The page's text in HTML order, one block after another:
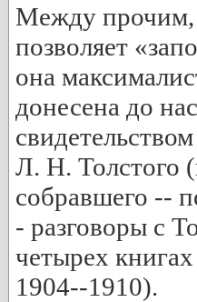
Между прочим,
позволяет
она
донесена до
Л. Н. Толстого
собравшего --
- разговоры с
четырех
1904--1910).